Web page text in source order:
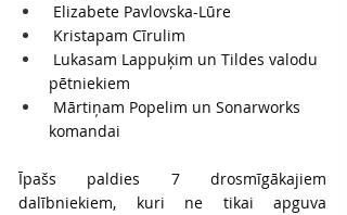
Elizabete Pavlovska-Lūre
Kristapam Cīrulim
Lukasam Lappuķim un Tildes valodu
pētniekiem
Mārtiņam Popelim un Sonarworks
komandai
Īpašs paldies 7 drosmīgākajiem
dalībniekiem, kuri ne tikai apguva